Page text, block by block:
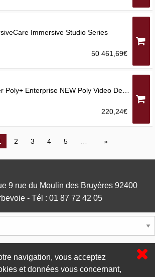
navigation, vous acceptez
et données vous concernant,
Immersive Studio Series
50 461,69€
220,24€
2 3 4 5
9 rue du Moulin des Bruyères 92400
- Tél : 01 87 72 42 05